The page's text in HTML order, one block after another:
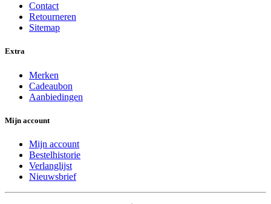
Contact
Retourneren
Sitemap
Extra
Merken
Cadeaubon
Aanbiedingen
Mijn account
Mijn account
Bestelhistorie
Verlanglijst
Nieuwsbrief